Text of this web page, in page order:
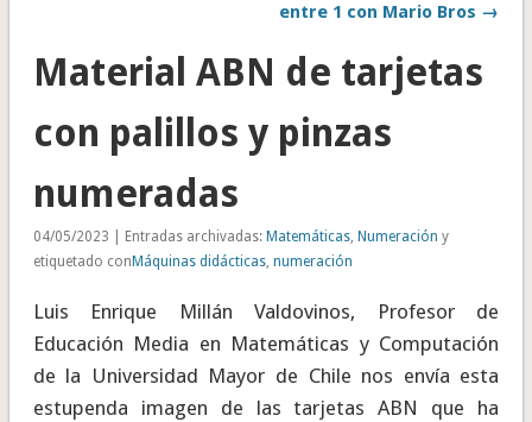
entre 1 con Mario Bros →
Material ABN de tarjetas
con palillos y pinzas
numeradas
04/05/2023 | Entradas archivadas: Matemáticas, Numeración y
etiquetado con Máquinas didácticas, numeración
Luis Enrique Millán Valdovinos, Profesor de
Educación Media en Matemáticas y Computación
de la Universidad Mayor de Chile nos envía esta
estupenda imagen de las tarjetas ABN que ha